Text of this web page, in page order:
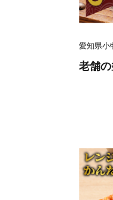
愛知県小
老舗